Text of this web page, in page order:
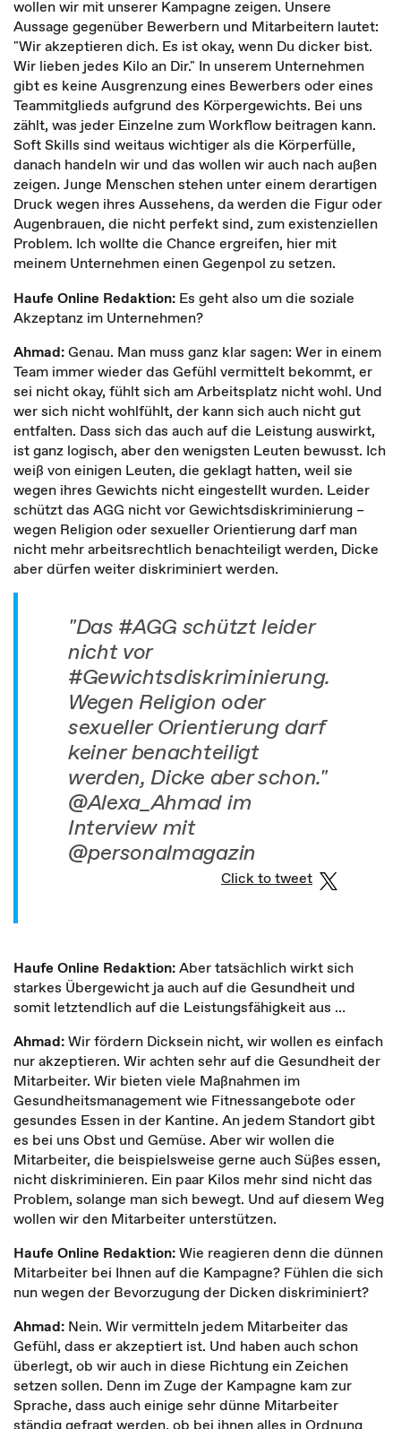
wollen wir mit unserer Kampagne zeigen. Unsere
Aussage gegenüber Bewerbern und Mitarbeitern lautet:
"Wir akzeptieren dich. Es ist okay, wenn Du dicker bist.
Wir lieben jedes Kilo an Dir." In unserem Unternehmen
gibt es keine Ausgrenzung eines Bewerbers oder eines
Teammitglieds aufgrund des Körpergewichts. Bei uns
zählt, was jeder Einzelne zum Workflow beitragen kann.
Soft Skills sind weitaus wichtiger als die Körperfülle,
danach handeln wir und das wollen wir auch nach außen
zeigen. Junge Menschen stehen unter einem derartigen
Druck wegen ihres Aussehens, da werden die Figur oder
Augenbrauen, die nicht perfekt sind, zum existenziellen
Problem. Ich wollte die Chance ergreifen, hier mit
meinem Unternehmen einen Gegenpol zu setzen.
Haufe Online Redaktion: Es geht also um die soziale
Akzeptanz im Unternehmen?
Ahmad:Genau. Man muss ganz klar sagen: Wer in einem
Team immer wieder das Gefühl vermittelt bekommt, er
sei nicht okay, fühlt sich am Arbeitsplatz nicht wohl. Und
wer sich nicht wohlfühlt, der kann sich auch nicht gut
entfalten. Dass sich das auch auf die Leistung auswirkt,
ist ganz logisch, aber den wenigsten Leuten bewusst. Ich
weiß von einigen Leuten, die geklagt hatten, weil sie
wegen ihres Gewichts nicht eingestellt wurden. Leider
schützt das AGG nicht vor Gewichtsdiskriminierung –
wegen Religion oder sexueller Orientierung darf man
nicht mehr arbeitsrechtlich benachteiligt werden, Dicke
aber dürfen weiter diskriminiert werden.
"Das #AGG schützt leider
nicht vor
#Gewichtsdiskriminierung.
Wegen Religion oder
sexueller Orientierung darf
keiner benachteiligt
werden, Dicke aber schon."
@Alexa_Ahmad im
Interview mit
@personalmagazin
Click to tweet
Haufe Online Redaktion:Aber tatsächlich wirkt sich
starkes Übergewicht ja auch auf die Gesundheit und
somit letztendlich auf die Leistungsfähigkeit aus …
Ahmad:Wir fördern Dicksein nicht, wir wollen es einfach
nur akzeptieren. Wir achten sehr auf die Gesundheit der
Mitarbeiter. Wir bieten viele Maßnahmen im
Gesundheitsmanagement wie Fitnessangebote oder
gesundes Essen in der Kantine. An jedem Standort gibt
es bei uns Obst und Gemüse. Aber wir wollen die
Mitarbeiter, die beispielsweise gerne auch Süßes essen,
nicht diskriminieren. Ein paar Kilos mehr sind nicht das
Problem, solange man sich bewegt. Und auf diesem Weg
wollen wir den Mitarbeiter unterstützen.
Haufe Online Redaktion:Wie reagieren denn die dünnen
Mitarbeiter bei Ihnen auf die Kampagne? Fühlen die sich
nun wegen der Bevorzugung der Dicken diskriminiert?
Ahmad: Nein. Wir vermitteln jedem Mitarbeiter das
Gefühl, dass er akzeptiert ist. Und haben auch schon
überlegt, ob wir auch in diese Richtung ein Zeichen
setzen sollen. Denn im Zuge der Kampagne kam zur
Sprache, dass auch einige sehr dünne Mitarbeiter
ständig gefragt werden, ob bei ihnen alles in Ordnung